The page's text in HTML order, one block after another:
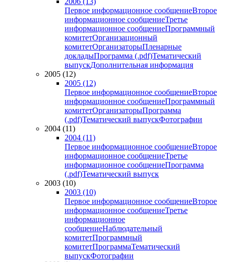
Первое информационное сообщениеВторое
информационное сообщениеТретье
информационное сообщениеПрограммный
комитетОрганизационный
комитетОрганизаторыПленарные
докладыПрограмма (.pdf)Тематический
выпускДополнительная информация
2005 (12)
2005 (12)
Первое информационное сообщениеВторое
информационное сообщениеПрограммный
комитетОрганизаторыПрограмма
(.pdf)Тематический выпускФотографии
2004 (11)
2004 (11)
Первое информационное сообщениеВторое
информационное сообщениеТретье
информационное сообщениеПрограмма
(.pdf)Тематический выпуск
2003 (10)
2003 (10)
Первое информационное сообщениеВторое
информационное сообщениеТретье
информационное
сообщениеНаблюдательный
комитетПрограммный
комитетПрограммаТематический
выпускФотографии